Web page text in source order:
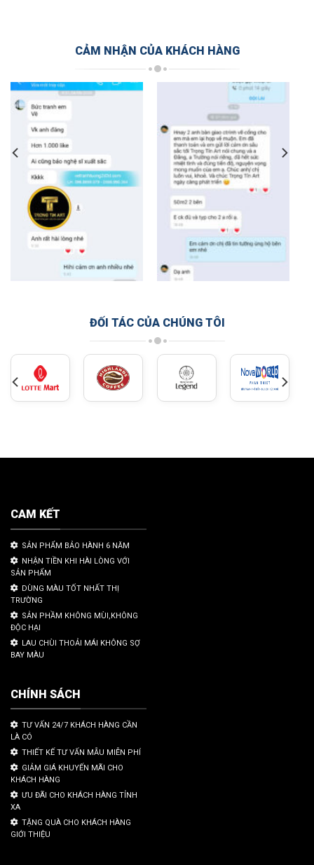
CẢM NHẬN CỦA KHÁCH HÀNG
ĐỐI TÁC CỦA CHÚNG TÔI
CAM KẾT
SẢN PHẨM BẢO HÀNH 6 NĂM
NHẬN TIỀN KHI HÀI LÒNG VỚI
SẢN PHẨM
DÙNG MÀU TỐT NHẤT THỊ
TRƯỜNG
SẢN PHẦM KHÔNG MÙI,KHÔNG
ĐỘC HẠI
LAU CHÙI THOẢI MÁI KHÔNG SỢ
BAY MÀU
CHÍNH SÁCH
TƯ VẤN 24/7 KHÁCH HÀNG CẦN
LÀ CÓ
THIẾT KẾ TƯ VẤN MẪU MIỄN PHÍ
GIẢM GIÁ KHUYẾN MÃI CHO
KHÁCH HÀNG
ƯU ĐÃI CHO KHÁCH HÀNG TỈNH
XA
TẶNG QUÀ CHO KHÁCH HÀNG
GIỚI THIỆU